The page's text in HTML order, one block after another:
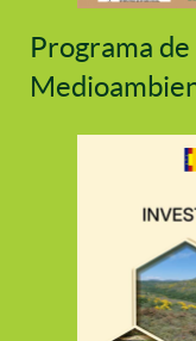
Programa